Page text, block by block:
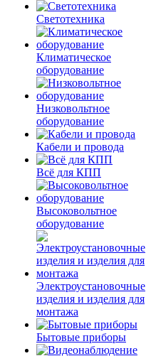
Светотехника
Климатическое
оборудование
Низковольтное
оборудование
Кабели и провода
Всё для КПП
Высоковольтное
оборудование
Электроустановочные
изделия и изделия для
монтажа
Бытовые приборы